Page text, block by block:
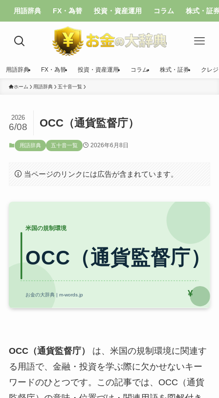
用語辞典 FX・為替 投資・資産運用 コラム 株式・証
用語辞典 FX・為替 投資・資産運用 コラム 株式・証券 クレ
ホーム 用語辞典 五十音一覧
OCC（通貨監督庁）
2026
6/08
用語辞典 五十音一覧 2026年6月8日
当ページのリンクには広告が含まれています。
OCC（通貨監督庁）
は、米国の規制環境に関連す
る用語で、金融・投資を学ぶ際に欠かせないキー
ワードのひとつです。この記事では、OCC（通貨